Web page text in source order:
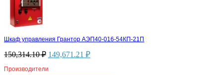
Шкаф управления Грантор АЭП40-016-54КП-21П
150,314.10₽ 149,671.21 ₽
Производители